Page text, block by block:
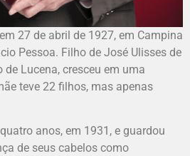
27 de abril de 1927, em Campina
Pessoa. Filho de José Ulisses de
de Lucena, cresceu em uma
teve 22 filhos, mas apenas
anos, em 1931, e guardou
de seus cabelos como